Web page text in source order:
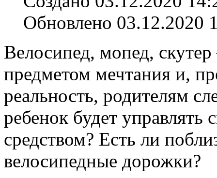
Обновлено 03.12.2020
Велосипед, мопед,
предметом мечтания и,
реальность, родителям
ребенок будет
средством? Есть ли
велосипедные дорожки?